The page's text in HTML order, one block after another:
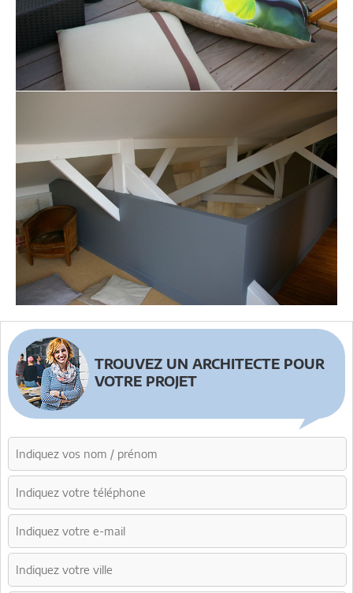
TROUVEZ UN ARCHITECTE POUR
VOTRE PROJET